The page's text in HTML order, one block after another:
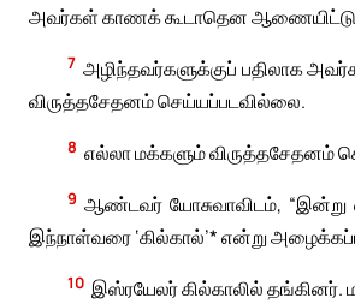
அவர்கள் காணக் கூடாதென
7 அழிந்தவர்களுக்குப் பதிலாக
விருத்தசேதனம் செய்யப்படவில்லை.
8 எல்லா மக்களும் விருத்தசேதனம்
9 ஆண்டவர் யோசுவாவிடம், “இன்று
இந்நாள்வரை ‘கில்கால்’* என்று
10 இஸ்ரயேலர் கில்காலில்